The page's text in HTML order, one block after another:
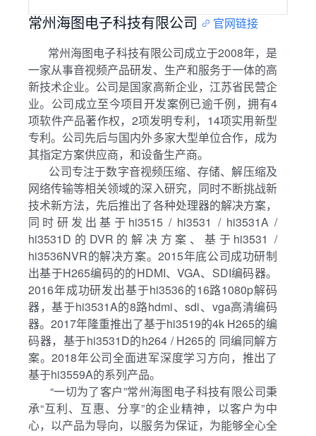
常州海图电子科技有限公司
官网链接
常州海图电子科技有限公司成立于2008年，是
一家从事音视频产品研发、生产和服务于一体的高
新技术企业。公司是国家高新企业，江苏省民营企
业。公司成立至今项目开发案例已逾千例，拥有4
项软件产品著作权，2项发明专利，14项实用新型
专利。公司先后与国内外多家大型单位合作，成为
其指定方案供应商，和设备生产商。
公司专注于数字音视频压缩、存储、解压缩及
网络传输等相关领域的深入研究，同时不断挑战新
技术新方法，先后推出了各种处理器的解决方案，
同时研发出基于hi3515 / hi3531 / hi3531A /
hi3531D的DVR的解决方案、基于hi3531 /
hi3536NVR的解决方案。2015年底公司成功研制
出基于H265编码的的HDMI、VGA、SDI编码器。
2016年成功研发出基于hi3536的16路1080p解码
器，基于hi3531A的8路hdmi、sdi、vga高清编码
器。2017年隆重推出了基于hi3519的4k H265的编
码器，基于hi3531D的h264 / H265的 同编同解方
案。2018年公司全面进军深度学习方向，推出了
基于hi3559A的系列产品。
“一切为了客户”常州海图电子科技有限公司秉
承“互利、互惠、分享”的企业精神，以客户为中
心，以产品为导向，以服务为保证，为能够全心全